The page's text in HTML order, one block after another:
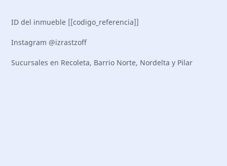
ID del inmueble [[codigo_referencia]]
Instagram @izrastzoff
Sucursales en Recoleta, Barrio Norte, Nordelta y Pilar